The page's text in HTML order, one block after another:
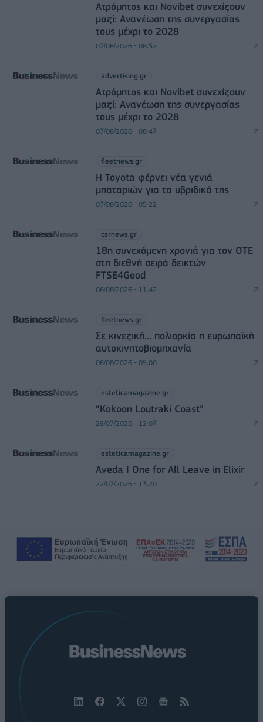
Ατρόμητος και Novibet συνεχίζουν
μαζί: Ανανέωση της συνεργασίας
τους μέχρι το 2028
07/08/2026 - 08:52
advertising.gr
Ατρόμητος και Novibet συνεχίζουν
μαζί: Ανανέωση της συνεργασίας
τους μέχρι το 2028
07/08/2026 - 08:47
fleetnews.gr
Η Toyota φέρνει νέα γενιά
μπαταριών για τα υβριδικά της
07/08/2026 - 05:22
csrnews.gr
18η συνεχόμενη χρονιά για τον ΟΤΕ
στη διεθνή σειρά δεικτών
FTSE4Good
06/08/2026 - 11:42
fleetnews.gr
Σε κινεζική… πολιορκία η ευρωπαϊκή
αυτοκινητοβιομηχανία
06/08/2026 - 05:00
esteticamagazine.gr
“Kokoon Loutraki Coast”
28/07/2026 - 12:07
esteticamagazine.gr
Aveda I One for All Leave in Elixir
22/07/2026 - 13:20